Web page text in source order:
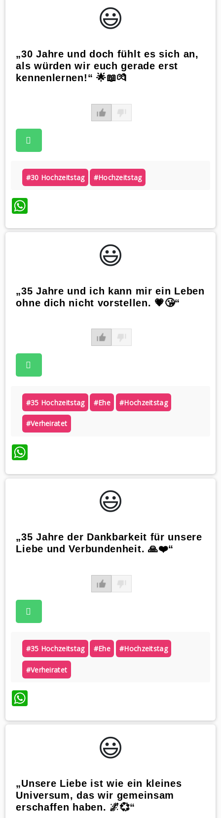
😃️
„30 Jahre und doch fühlt es sich an,
als würden wir euch gerade erst
kennenlernen!“ 🌟📖💏
#30 Hochzeitstag #hochzeitstag
WhatsApp
😃️
„35 Jahre und ich kann mir ein Leben
ohne dich nicht vorstellen. 💗😘“
#35 Hochzeitstag #ehe #hochzeitstag
#verheiratet
WhatsApp
😃️
„35 Jahre der Dankbarkeit für unsere
Liebe und Verbundenheit. 🙏❤️“
#35 Hochzeitstag #ehe #hochzeitstag
#verheiratet
WhatsApp
😃️
„Unsere Liebe ist wie ein kleines
Universum, das wir gemeinsam
erschaffen haben. 🌌💞“